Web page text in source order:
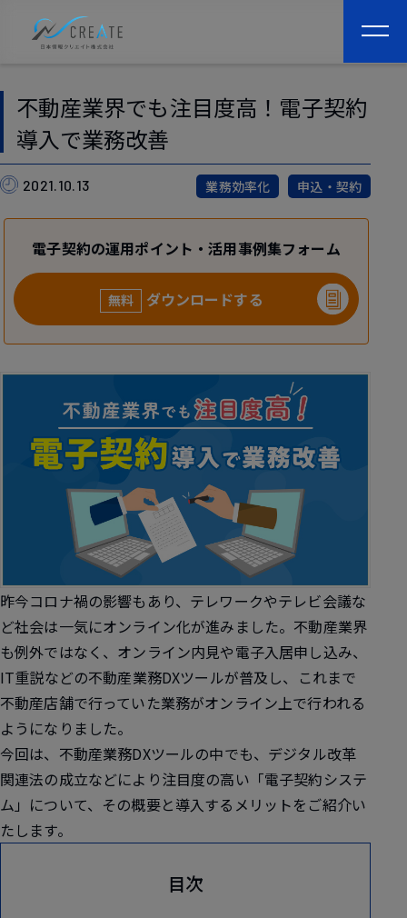
不動産業界でも注目度高！電子契約
導入で業務改善
2021.10.13 業務効率化 申込・契約
電子契約の運用ポイント・活用事例集フォーム
無料 ダウンロードする
昨今コロナ禍の影響もあり、テレワークやテレビ会議な
ど社会は一気にオンライン化が進みました。不動産業界
も例外ではなく、オンライン内見や電子入居申し込み、
IT重説などの不動産業務DXツールが普及し、これまで
不動産店舗で行っていた業務がオンライン上で行われる
ようになりました。
今回は、不動産業務DXツールの中でも、デジタル改革
関連法の成立などにより注目度の高い「電子契約システ
ム」について、その概要と導入するメリットをご紹介い
たします。
目次